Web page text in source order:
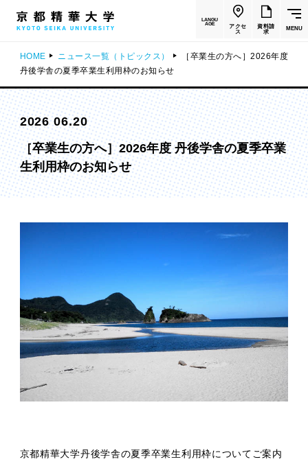
LANGU
AGE
アクセ
ス
資料請
求
MENU
HOME ニュース一覧（トピックス）
［卒業生の方へ］2026年度
丹後学舎の夏季卒業生利用枠のお知らせ
2026 06.20
［卒業生の方へ］2026年度 丹後学舎の夏季卒業
生利用枠のお知らせ
京都精華大学丹後学舎の夏季卒業生利用枠についてご案内